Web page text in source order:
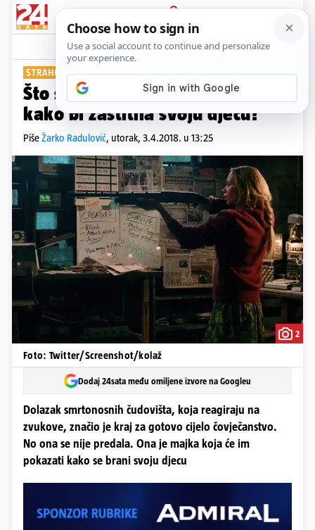
PRIJAVA
Show Komentari
STRAHOVITO DJELO
Što sve će jedna majka učiniti
kako bi zaštitila svoju djecu?
PišeŽarko Radulović, utorak, 3.4.2018. u 13:25
2
Foto: Twitter/Screenshot/kolaž
Dodaj 24sata među omiljene izvore na Googleu
Dolazak smrtonosnih čudovišta, koja reagiraju na
zvukove, značio je kraj za gotovo cijelo čovječanstvo.
No ona se nije predala. Ona je majka koja će im
pokazati kako se brani svoju djecu